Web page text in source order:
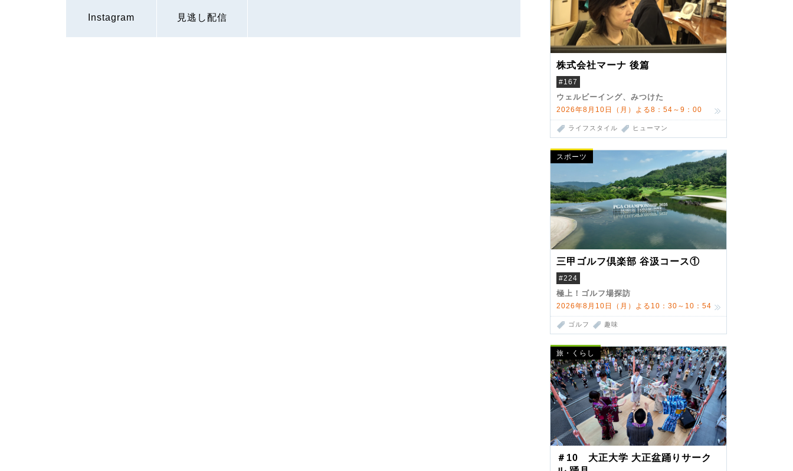
株式会社マーナ 後篇
#167
ウェルビーイング、みつけた
2026年8月10日（月）よる8：54～9：00
ライフスタイル ヒューマン
スポーツ
三甲ゴルフ倶楽部 谷汲コース①
#224
極上！ゴルフ場探訪
2026年8月10日（月）よる10：30～10：54
ゴルフ 趣味
旅・くらし
＃10 大正大学 大正盆踊りサーク
Instagram 見逃し配信